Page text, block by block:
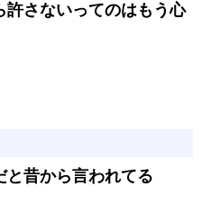
許さないってのはもう心
と昔から言われてる